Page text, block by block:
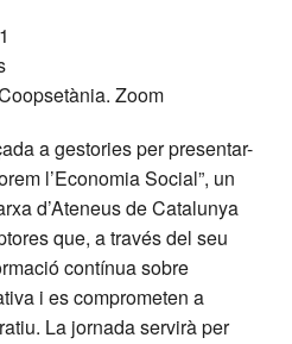
Zoom
a gestories per presentar-
l’Economia Social”, un
d’Ateneus de Catalunya
que, a través del seu
contínua sobre
i es comprometen a
La jornada servirà per